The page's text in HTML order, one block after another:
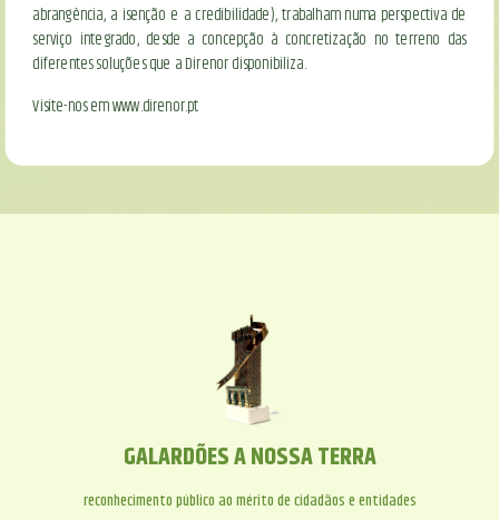
abrangência, a isenção e a credibilidade), trabalham numa perspectiva de
serviço integrado, desde a concepção à concretização no terreno das
diferentes soluções que a Direnor disponibiliza.
Visite-nos emwww.direnor.pt
GALARDÕES A NOSSA TERRA
reconhecimento público ao mérito de cidadãos e entidades